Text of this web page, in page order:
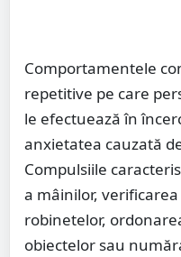
Comportamentele
repetitive pe care
le efectuează în
anxietatea cauzată
Compulsiile
a mâinilor,
robinetelor,
obiectelor sau